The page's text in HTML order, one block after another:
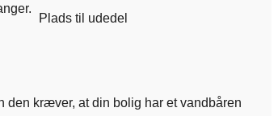
Plads til udedel
den kræver, at din bolig har et vandbåren